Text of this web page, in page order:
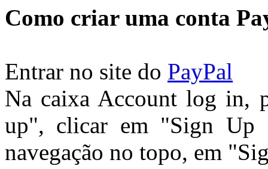
Como criar uma conta
Entrar no site do PayPal
Na caixa Account log in,
up", clicar em "Sign Up
navegação no topo, em